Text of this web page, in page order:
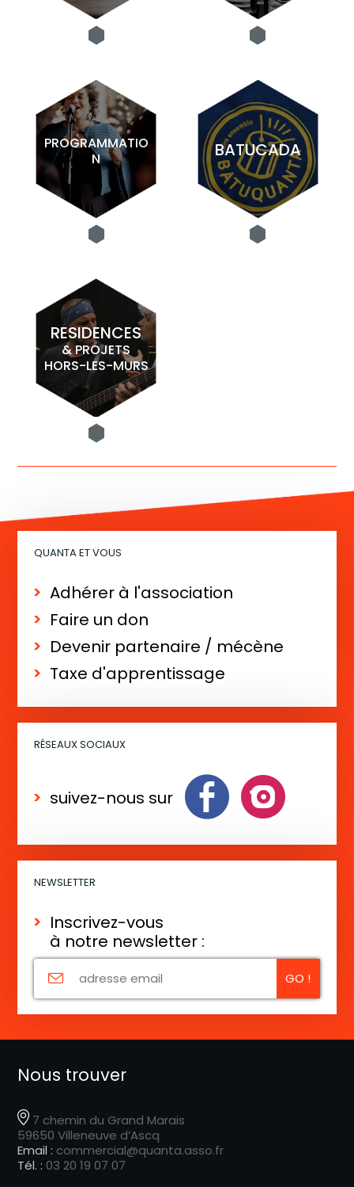
PROGRAMMATIO
N
BATUCADA
RESIDENCES
& PROJETS
HORS-LES-MURS
QUANTA ET VOUS
Adhérer à l'association
Faire un don
Devenir partenaire / mécène
Taxe d'apprentissage
RÉSEAUX SOCIAUX
suivez-nous sur
NEWSLETTER
Inscrivez-vous
à notre newsletter :
Nous trouver
7 chemin du Grand Marais
59650 Villeneuve d’Ascq
Email : commercial@quanta.asso.fr
Tél. : 03 20 19 07 07